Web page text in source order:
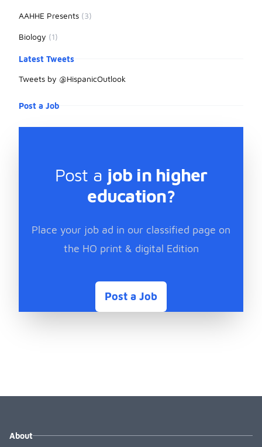
AAHHE Presents (3)
Biology (1)
Latest Tweets
Tweets by @HispanicOutlook
Post a Job
Post a job in higher
education?
Place your job ad in our classified page on
the HO print & digital Edition
Post a Job
About